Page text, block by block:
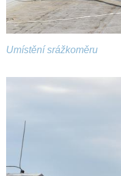
Umístění srážkoměru